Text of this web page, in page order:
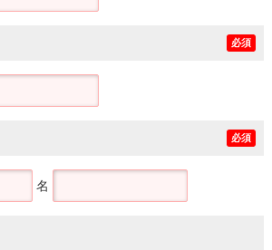
必須
必須
名